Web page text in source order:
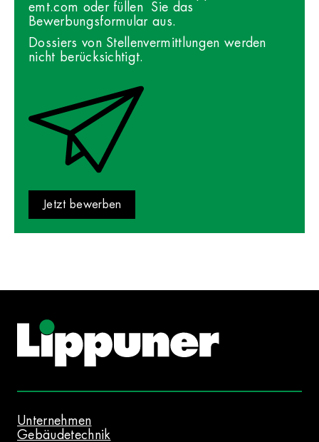
emt.com oder füllen Sie das
Bewerbungsformular aus.
Dossiers von Stellenvermittlungen werden
nicht berücksichtigt.
Jetzt bewerben
Unternehmen
Gebäudetechnik